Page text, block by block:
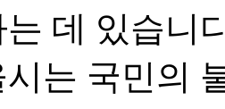
데 있습니
는 국민의